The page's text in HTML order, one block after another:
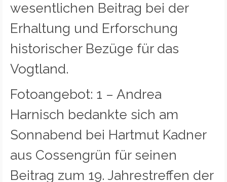
wesentlichen Beitrag bei der
Erhaltung und Erforschung
historischer Bezüge für das
Vogtland.
Fotoangebot: 1 – Andrea
Harnisch bedankte sich am
Sonnabend bei Hartmut Kadner
aus Cossengrün für seinen
Beitrag zum 19. Jahrestreffen der